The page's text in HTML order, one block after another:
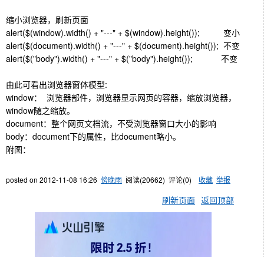
缩小浏览器，刷新页面
alert($(window).width() + "---" + $(window).height()); 变小
alert($(document).width() + "---" + $(document).height()); 不变
alert($("body").width() + "---" + $("body").height()); 不变
由此可看出浏览器窗体模型:
window： 浏览器部件，浏览器显示网页的容器，缩放浏览器，
window随之缩放。
document：整个网页文档流，不受浏览器窗口大小的影响
body：document下的属性，比document略小。
附图：
posted on 2012-11-08 16:26 傍晚雨 阅读(20662) 评论(0) 收藏 举报
刷新页面 返回顶部